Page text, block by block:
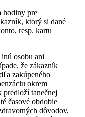
hodiny pre
ktorý si dané
resp. kartu
osobu ani
že zákazník
zakúpeného
okrem
tanečnej
časové obdobie
dôvodov,